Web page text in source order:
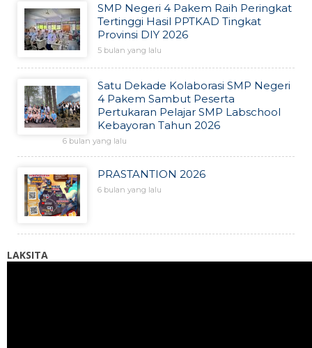
SMP Negeri 4 Pakem Raih Peringkat
Tertinggi Hasil PPTKAD Tingkat
Provinsi DIY 2026
5 bulan yang lalu
Satu Dekade Kolaborasi SMP Negeri
4 Pakem Sambut Peserta
Pertukaran Pelajar SMP Labschool
Kebayoran Tahun 2026
6 bulan yang lalu
PRASTANTION 2026
6 bulan yang lalu
LAKSITA